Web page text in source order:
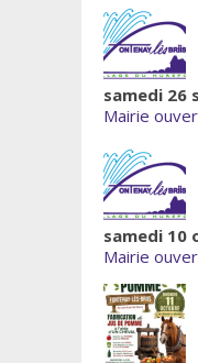
samedi 26
Mairie
samedi 10
Mairie